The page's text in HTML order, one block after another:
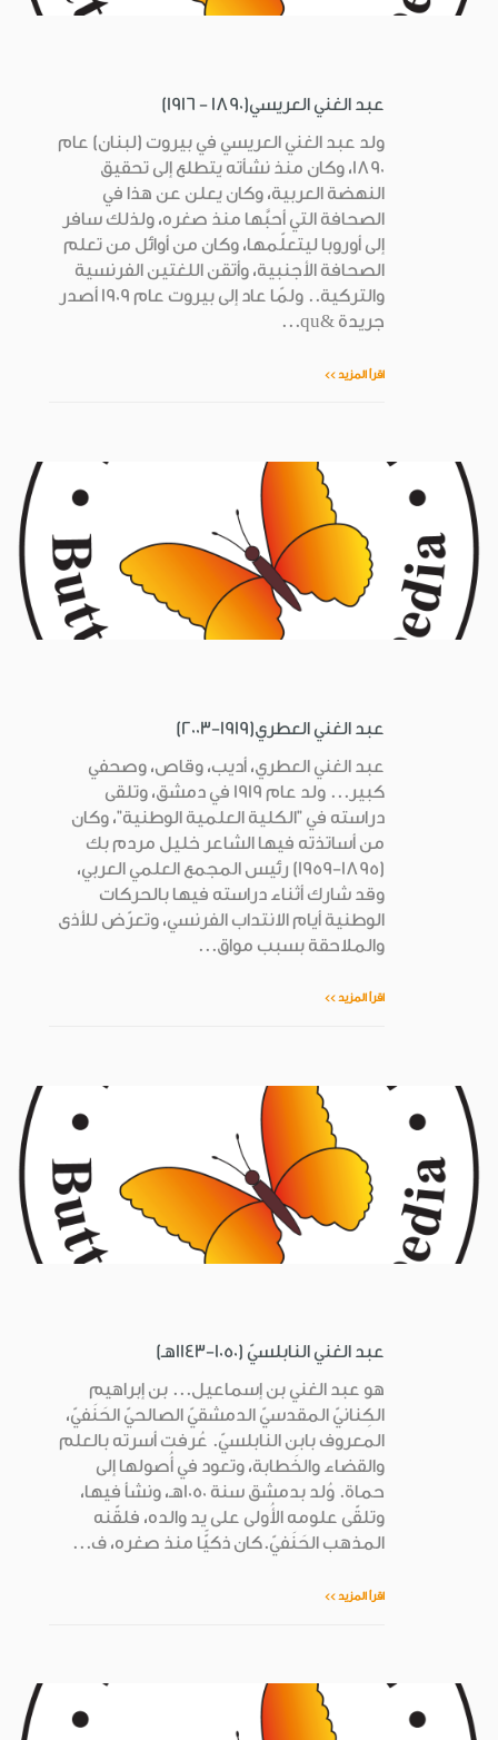
عبد الغني العريسي(1890 - 1916)
ولد عبد الغني العريسي في بيروت (لبنان) عام
1890، وكان منذ نشأته يتطلع إلى تحقيق
النهضة العربية، وكان يعلن عن هذا في
الصحافة التي أحبَّها منذ صغره، ولذلك سافر
إلى أوروبا ليتعلّمها، وكان من أوائل من تعلم
الصحافة الأجنبية، وأتقن اللغتين الفرنسية
والتركية.. ولمّا عاد إلى بيروت عام 1909 أصدر
جريدة &qu...
اقرأ المزيد >>
عبد الغني العطري(1919-2003)
عبد الغني العطري، أديب، وقاص، وصحفي
كبير... ولد عام 1919 في دمشق، وتلقى
دراسته في "الكلية العلمية الوطنية"، وكان
من أساتذته فيها الشاعر خليل مردم بك
(1895-1959) رئيس المجمع العلمي العربي،
وقد شارك أثناء دراسته فيها بالحركات
الوطنية أيام الانتداب الفرنسي، وتعرّض للأذى
والملاحقة بسبب مواق...
اقرأ المزيد >>
عبد الغني النابلسيّ (1050-1143هـ)
هو عبد الغني بن إسماعيل... بن إبراهيم
الكِنانيّ المقدسيّ الدمشقيّ الصالحيّ الحَنَفيّ،
المعروف بابن النابلسيّ. عُرفت أسرته بالعلم
والقضاء والخَطابة، وتعود في أُصولها إلى
حماة. وُلد بدمشق سنة 1050هـ، ونشأ فيها،
وتلقّى علومه الأُولى على يد والده، فلقّنه
المذهب الحَنَفيّ.كان ذكيًّا منذ صغره، ف...
اقرأ المزيد >>